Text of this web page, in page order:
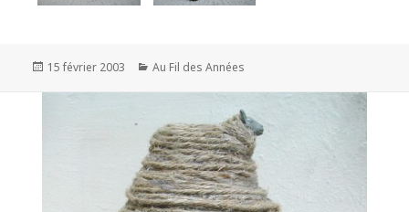
Publié
15 février 2003 Catégories
Au Fil des Années